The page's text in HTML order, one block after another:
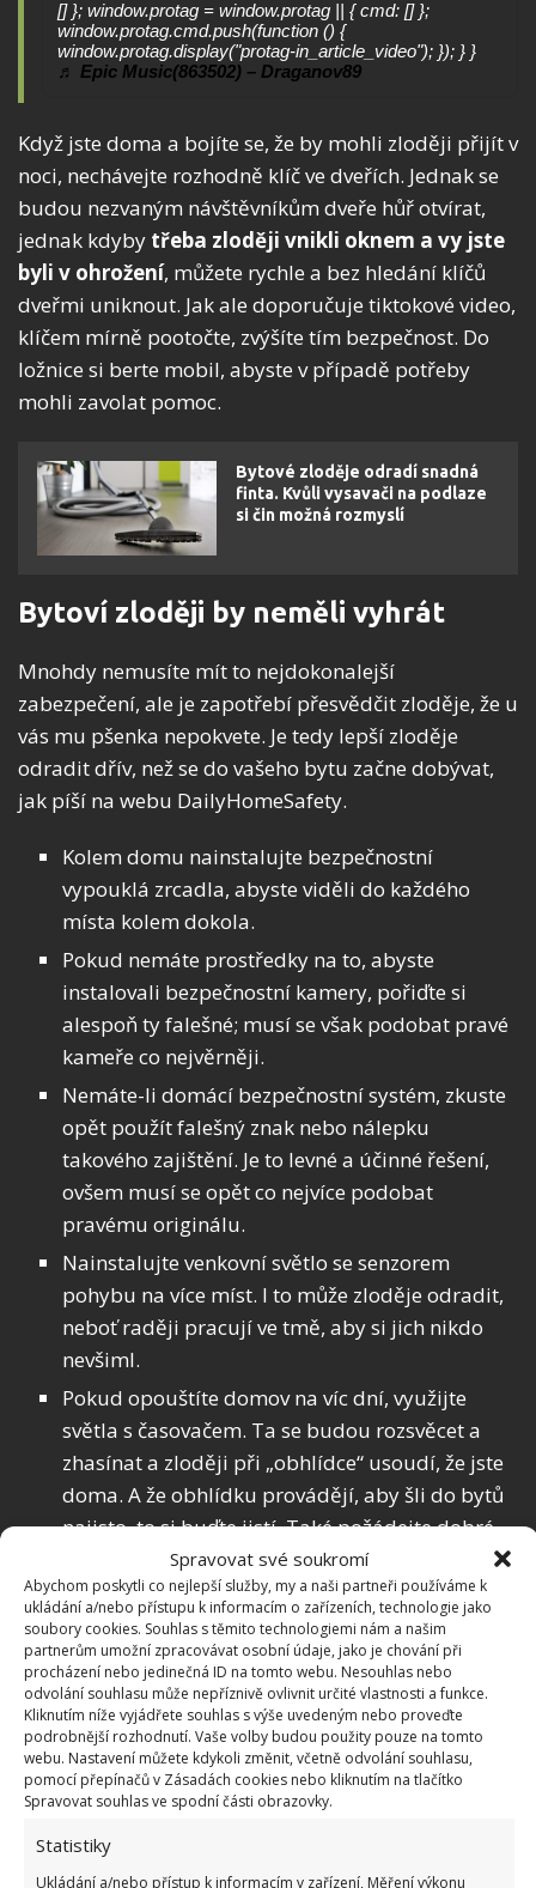
Spravovat své soukromí
Abychom poskytli co nejlepší služby, my a naši partneři používáme k
ukládání a/nebo přístupu k informacím o zařízeních, technologie jako
soubory cookies. Souhlas s těmito technologiemi nám a našim
partnerům umožní zpracovávat osobní údaje, jako je chování při
procházení nebo jedinečná ID na tomto webu. Nesouhlas nebo
odvolání souhlasu může nepříznivě ovlivnit určité vlastnosti a funkce.
Kliknutím níže vyjádřete souhlas s výše uvedeným nebo proveďte
podrobnější rozhodnutí. Vaše volby budou použity pouze na tomto
webu. Nastavení můžete kdykoli změnit, včetně odvolání souhlasu,
pomocí přepínačů v Zásadách cookies nebo kliknutím na tlačítko
Spravovat souhlas ve spodní části obrazovky.
Statistiky
Ukládání a/nebo přístup k informacím v zařízení, Měření výkonu
♬ Epic Music(863502) – Draganov89
Když jste doma a bojíte se, že by mohli zloději přijít v
noci, nechávejte rozhodně klíč ve dveřích. Jednak se
budou nezvaným návštěvníkům dveře hůř otvírat,
jednak kdyby třeba zloději vnikli oknem a vy jste
byli v ohrožení, můžete rychle a bez hledání klíčů
dveřmi uniknout. Jak ale doporučuje tiktokové video,
klíčem mírně pootočte, zvýšíte tím bezpečnost. Do
ložnice si berte mobil, abyste v případě potřeby
mohli zavolat pomoc.
Bytové zloděje odradí snadná
finta. Kvůli vysavači na podlaze
si čin možná rozmyslí
Bytoví zloději by neměli vyhrát
Mnohdy nemusíte mít to nejdokonalejší
zabezpečení, ale je zapotřebí přesvědčit zloděje, že u
vás mu pšenka nepokvete. Je tedy lepší zloděje
odradit dřív, než se do vašeho bytu začne dobývat,
jak píší na webu DailyHomeSafety.
Kolem domu nainstalujte bezpečnostní
vypouklá zrcadla, abyste viděli do každého
místa kolem dokola.
Pokud nemáte prostředky na to, abyste
instalovali bezpečnostní kamery, pořiďte si
alespoň ty falešné; musí se však podobat pravé
kameře co nejvěrněji.
Nemáte-li domácí bezpečnostní systém, zkuste
opět použít falešný znak nebo nálepku
takového zajištění. Je to levné a účinné řešení,
ovšem musí se opět co nejvíce podobat
pravému originálu.
Nainstalujte venkovní světlo se senzorem
pohybu na více míst. I to může zloděje odradit,
neboť raději pracují ve tmě, aby si jich nikdo
nevšiml.
Pokud opouštíte domov na víc dní, využijte
světla s časovačem. Ta se budou rozsvěcet a
zhasínat a zloději při „obhlídce“ usoudí, že jste
doma. A že obhlídku provádějí, aby šli do bytů
najisto, to si buďte jistí. Také požádejte dobré
sousedy nebo někoho z rodiny, aby pravidelně
vybírali vaši poštovní schránku. Podle ní se totiž
velmi dobře pozná, že nejste doma delší dobu.